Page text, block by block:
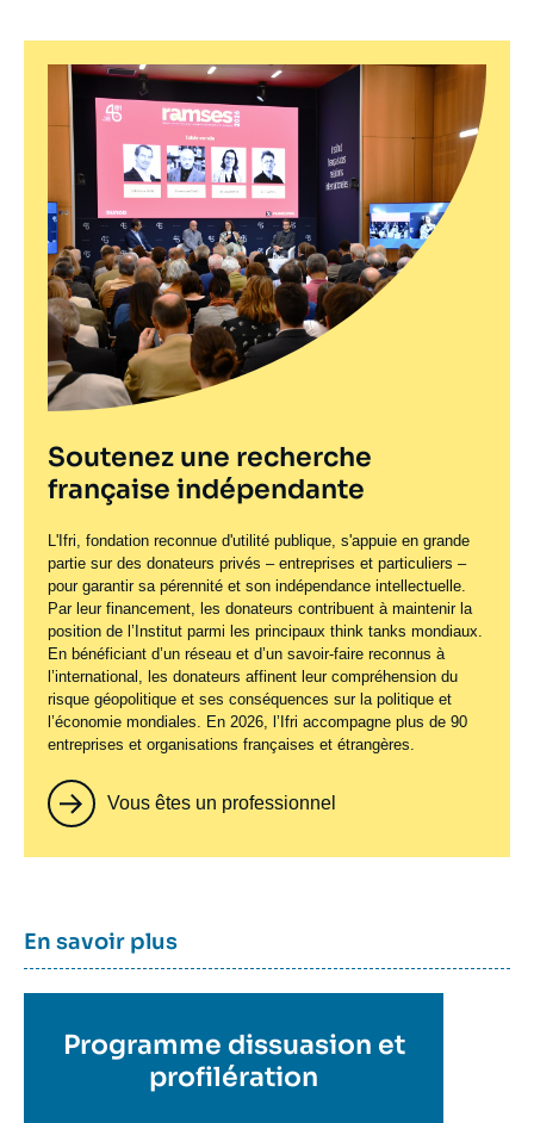
Soutenez une recherche
française indépendante
L'Ifri, fondation reconnue d'utilité publique, s'appuie en grande
partie sur des donateurs privés – entreprises et particuliers –
pour garantir sa pérennité et son indépendance intellectuelle.
Par leur financement, les donateurs contribuent à maintenir la
position de l’Institut parmi les principaux think tanks mondiaux.
En bénéficiant d’un réseau et d’un savoir-faire reconnus à
l’international, les donateurs affinent leur compréhension du
risque géopolitique et ses conséquences sur la politique et
l’économie mondiales. En 2026, l’Ifri accompagne plus de 90
entreprises et organisations françaises et étrangères.
Vous êtes un professionnel
En
savoir
plus
Titre
container
En savoir plus
Titre
Programme dissuasion et
profilération